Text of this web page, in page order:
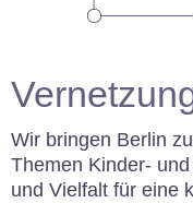
Wir bringen Berlin
Themen Kinder-
und Vielfalt für eine